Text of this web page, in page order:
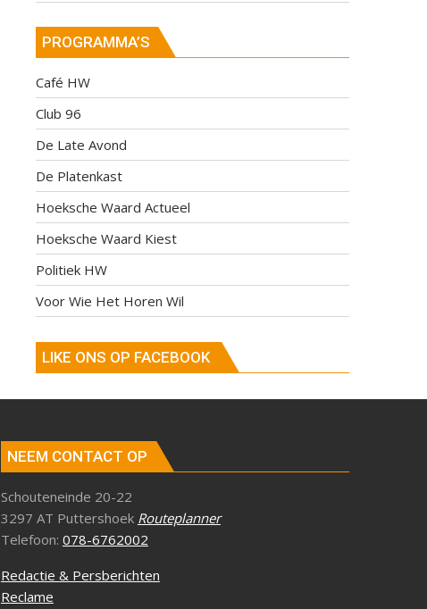
PROGRAMMA’S
Café HW
Club 96
De Late Avond
De Platenkast
Hoeksche Waard Actueel
Hoeksche Waard Kiest
Politiek HW
Voor Wie Het Horen Wil
LIKE ONS OP FACEBOOK
NEEM CONTACT OP
Schouteneinde 20-22
3297 AT Puttershoek Routeplanner
Telefoon: 078-6762002
Redactie & Persberichten
Reclame